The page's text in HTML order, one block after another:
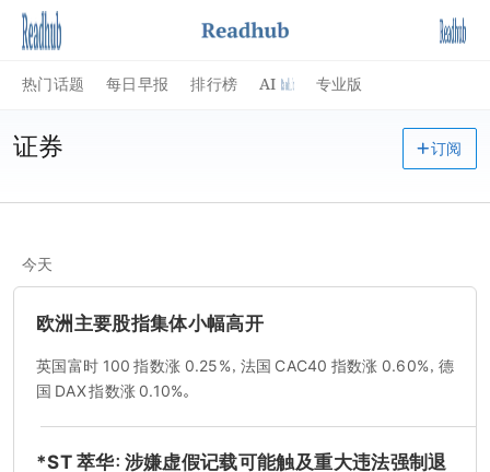
热门话题 每日早报 排行榜 AI 专业版
证券 订阅
今天
欧洲主要股指集体小幅高开
英国富时 100 指数涨 0.25%，法国 CAC40 指数涨 0.60%，德
国 DAX 指数涨 0.10%。
*ST 萃华：涉嫌虚假记载可能触及重大违法强制退